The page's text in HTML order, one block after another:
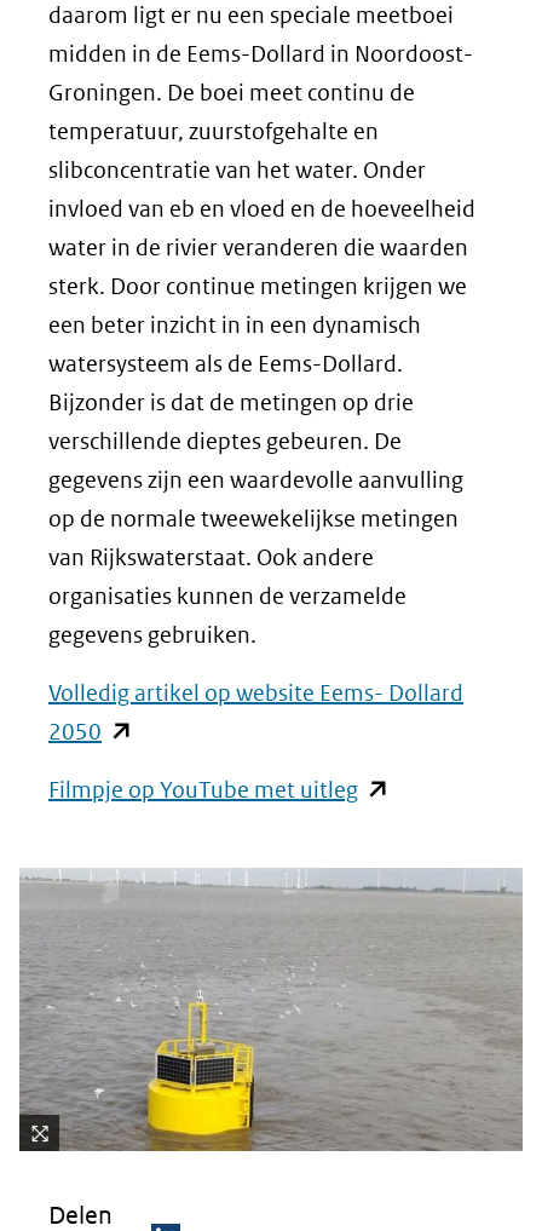
daarom ligt er nu een speciale meetboei
midden in de Eems-Dollard in Noordoost-
Groningen. De boei meet continu de
temperatuur, zuurstofgehalte en
slibconcentratie van het water. Onder
invloed van eb en vloed en de hoeveelheid
water in de rivier veranderen die waarden
sterk. Door continue metingen krijgen we
een beter inzicht in in een dynamisch
watersysteem als de Eems-Dollard.
Bijzonder is dat de metingen op drie
verschillende dieptes gebeuren. De
gegevens zijn een waardevolle aanvulling
op de normale tweewekelijkse metingen
van Rijkswaterstaat. Ook andere
organisaties kunnen de verzamelde
gegevens gebruiken.
Volledig artikel op website Eems- Dollard
2050 (opent
nieuw
(verwijst
naar
een
andere
website)
Filmpje op YouTube met uitleg(opent
nieuw
venster)
(verwijst
naar
een
andere
website)
Delen